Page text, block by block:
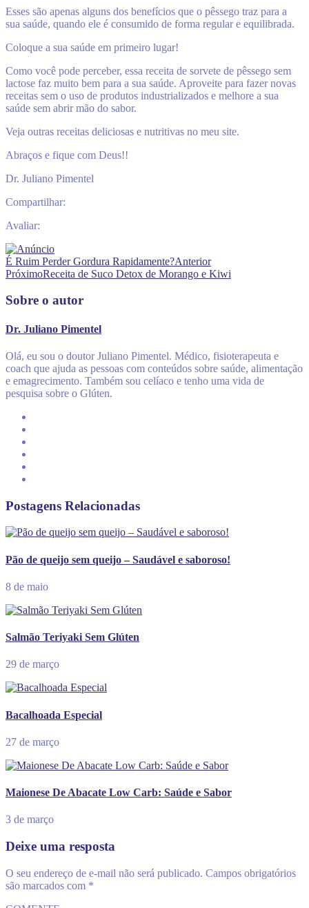
Esses são apenas alguns dos benefícios que o pêssego traz para a
sua saúde, quando ele é consumido de forma regular e equilibrada.
Coloque a sua saúde em primeiro lugar!
Como você pode perceber, essa receita de sorvete de pêssego sem
lactose faz muito bem para a sua saúde. Aproveite para fazer novas
receitas sem o uso de produtos industrializados e melhore a sua
saúde sem abrir mão do sabor.
Veja outras receitas deliciosas e nutritivas no meu site.
Abraços e fique com Deus!!
Dr. Juliano Pimentel
Compartilhar:
Avaliar:
É Ruim Perder Gordura Rapidamente?Anterior
PróximoReceita de Suco Detox de Morango e Kiwi
Sobre o autor
Dr. Juliano Pimentel
Olá, eu sou o doutor Juliano Pimentel. Médico, fisioterapeuta e
coach que ajuda as pessoas com conteúdos sobre saúde, alimentação
e emagrecimento. Também sou celíaco e tenho uma vida de
pesquisa sobre o Glúten.
Postagens Relacionadas
Pão de queijo sem queijo – Saudável e saboroso!
8 de maio
Salmão Teriyaki Sem Glúten
29 de março
Bacalhoada Especial
27 de março
Maionese De Abacate Low Carb: Saúde e Sabor
3 de março
Deixe uma resposta
O seu endereço de e-mail não será publicado. Campos obrigatórios
são marcados com *